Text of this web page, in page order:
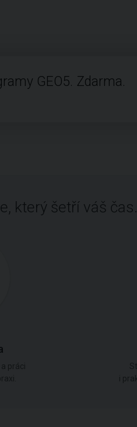
GEO5. Zdarma.
který šetří váš čas.